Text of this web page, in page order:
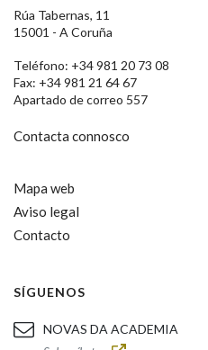
Rúa Tabernas, 11
15001 - A Coruña
Teléfono: +34 981 20 73 08
Fax: +34 981 21 64 67
Apartado de correo 557
Contacta connosco
Mapa web
Aviso legal
Contacto
SÍGUENOS
NOVAS DA ACADEMIA